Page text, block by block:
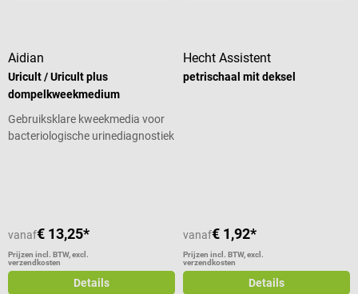
Aidian
Uricult / Uricult plus
dompelkweekmedium
Gebruiksklare kweekmedia voor
bacteriologische urinediagnostiek
vanaf€ 13,25*
Prijzen incl. BTW, excl.
verzendkosten
Details
Hecht Assistent
petrischaal mit deksel
vanaf€ 1,92*
Prijzen incl. BTW, excl.
verzendkosten
Details